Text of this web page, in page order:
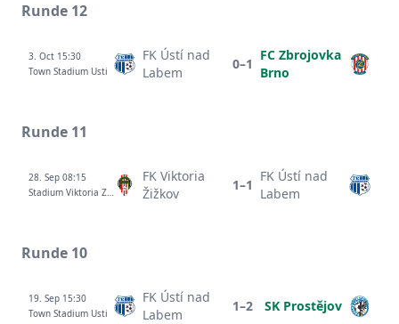
Runde 12
3. Oct 15:30
Town Stadium Usti
FK Ústí nad
Labem
0–1
FC Zbrojovka
Brno
Runde 11
28. Sep 08:15
Stadium Viktoria Zizkov
FK Viktoria
Žižkov
1–1
FK Ústí nad
Labem
Runde 10
19. Sep 15:30
Town Stadium Usti
FK Ústí nad
Labem
1–2 SK Prostějov